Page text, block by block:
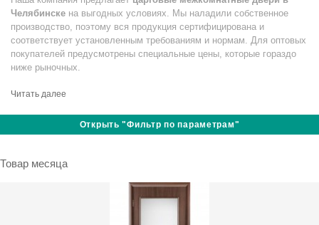
Челябинске на выгодных условиях. Мы наладили собственное
производство, поэтому вся продукция сертифицирована и
соответствует установленным требованиям и нормам. Для оптовых
покупателей предусмотрены специальные цены, которые гораздо
ниже рыночных.
Читать далее
Открыть "Фильтр по параметрам"
Товар месяца